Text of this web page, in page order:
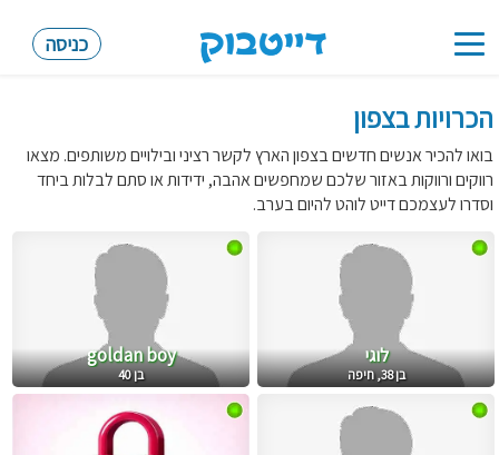
Toggle
כניסה
הכרויות בצפון
בואו להכיר אנשים חדשים בצפון הארץ לקשר רציני ובילויים משותפים. מצאו
רווקים ורווקות באזור שלכם שמחפשים אהבה, ידידות או סתם לבלות ביחד
וסדרו לעצמכם דייט לוהט להיום בערב.
לוגי
בן 38, חיפה
goldan boy
בן 40